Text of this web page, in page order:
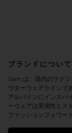
ブランドについて
Sam.は、現代のラグ
ウターウェアラインで
アルパインにインスパ
ーウェアは実用性とス
ファッションフォワー